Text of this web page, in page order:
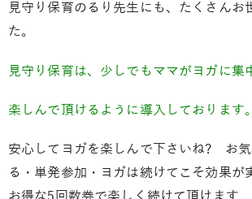
見守り保育のるり先生にも、たくさんお
た。
見守り保育は、少しでもママがヨガに集
楽しんで頂けるように導入しております。
安心してヨガを楽しんで下さいね? お気
る・単発参加・ヨガは続けてこそ効果が